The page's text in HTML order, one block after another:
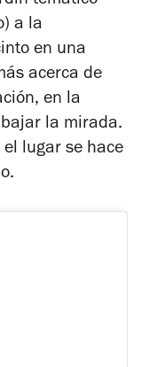
a la
en una
acerca de
en la
la mirada.
lugar se hace